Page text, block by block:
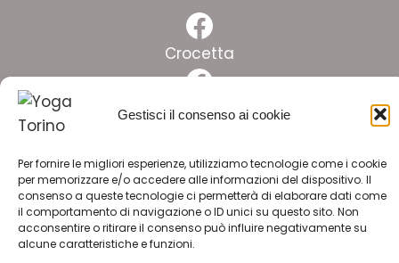
Gestisci il consenso ai cookie
Per fornire le migliori esperienze, utilizziamo tecnologie come i cookie
per memorizzare e/o accedere alle informazioni del dispositivo. Il
consenso a queste tecnologie ci permetterà di elaborare dati come
il comportamento di navigazione o ID unici su questo sito. Non
acconsentire o ritirare il consenso può influire negativamente su
alcune caratteristiche e funzioni.
Facebook
Crocetta
Facebook
Pinelli
Facebook
Lingotto
ISCRIVITI ALLA NEWSLETTER